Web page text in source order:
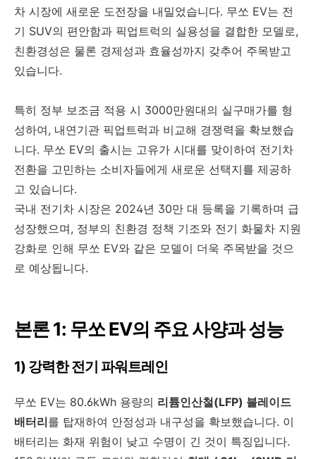
차 시장에 새로운 도전장을 내밀었습니다. 무쏘 EV는 전
기 SUV의 편안함과 픽업트럭의 실용성을 결합한 모델로,
친환경성은 물론 경제성과 효율성까지 갖추어 주목받고
있습니다.
특히 정부 보조금 적용 시 3000만원대의 실구매가를 형
성하여, 내연기관 픽업트럭과 비교해 경쟁력을 확보했습
니다. 무쏘 EV의 출시는 고유가 시대를 맞이하여 전기차
전환을 고민하는 소비자들에게 새로운 선택지를 제공하
고 있습니다.
국내 전기차 시장은 2024년 30만 대 등록을 기록하며 급
성장했으며, 정부의 친환경 정책 기조와 전기 화물차 지원
강화로 인해 무쏘 EV와 같은 모델이 더욱 주목받을 것으
로 예상됩니다.
본론 1: 무쏘 EV의 주요 사양과 성능
1) 강력한 전기 파워트레인
무쏘 EV는 80.6kWh 용량의 리튬인산철(LFP) 블레이드
배터리를 탑재하여 안정성과 내구성을 확보했습니다. 이
배터리는 화재 위험이 낮고 수명이 긴 것이 특징입니다.